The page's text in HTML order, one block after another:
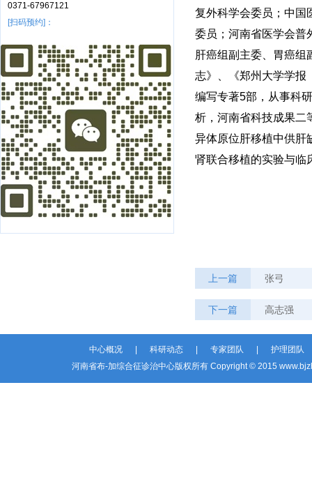
0371-67967121
[扫码预约]：
复外科学会委员；中国
委员；河南省医学会普
肝癌组副主委、胃癌组
志》、《郑州大学学报
编写专著5部，从事科
析，河南省科技成果二
异体原位肝移植中供肝
肾联合移植的实验与临
上一篇 张弓
下一篇 高志强
中心概况 科研动态 专家团队
护理团队
河南省布-加综合征诊治中心版权所有 Copyright © 2015